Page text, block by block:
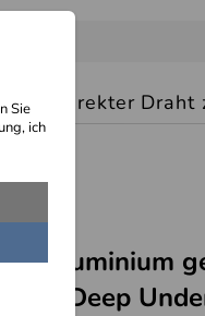
Sie
ich
Ihr direkter Draht
Aluminium
die Deep